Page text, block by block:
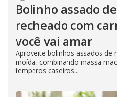
Bolinho assado
recheado com
você vai amar
Aproveite bolinhos assados de
moída, combinando massa
temperos caseiros...